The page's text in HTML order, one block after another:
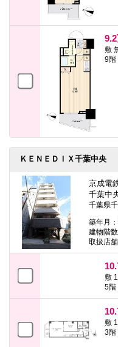
敷
9階
ＫＥＮＥＤＩＸ千葉中央
京成電
千葉中
千葉県
築年月
建物階
取扱店
敷
5階
敷
3階